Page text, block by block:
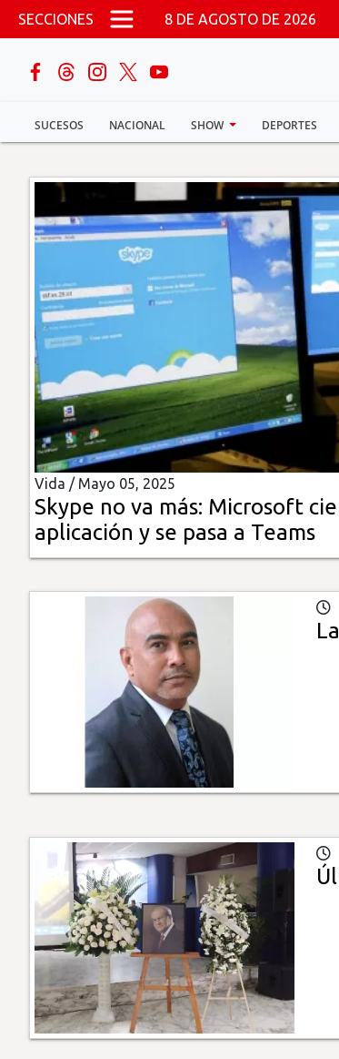
Pasar al contenido principal
SECCIONES 8 DE AGOSTO DE 2026
SUCESOS NACIONAL SHOW DEPORTES
buscar
Sucesos
Nacional
Política
Show
Deportes
Mundo
Insólitas
Multimedia
Impreso
Vida / Mayo 05, 2025
Skype no va más: Microsoft
aplicación y se pasa a Teams